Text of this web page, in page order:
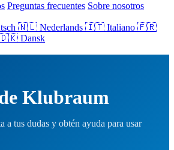
Preguntas frecuentes Sobre nosotros
🇳🇱 Nederlands 🇮🇹 Italiano 🇫🇷
Dansk
Klubraum
a tus dudas y obtén ayuda para usar